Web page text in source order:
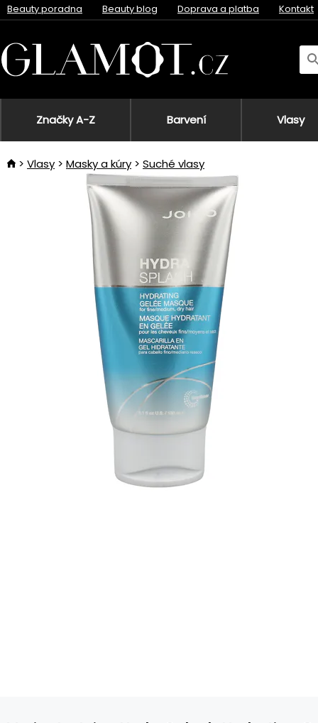
Beauty poradna Beauty blog Doprava a platba Kontakt
Značky A-Z Barvení Vlasy
Vlasy Masky a kúry Suché vlasy